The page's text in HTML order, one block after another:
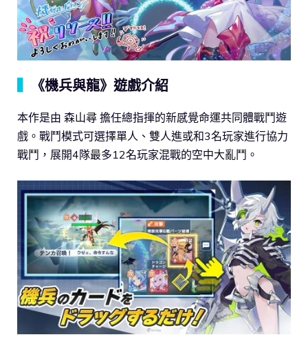
《機兵與龍》遊戲介紹
本作是由 森山尋 擔任總指揮的新感覺命運共同體戰鬥遊
戲。戰鬥模式可選擇單人、雙人進或和3名玩家進行協力
戰鬥，展開4隊最多12名玩家混戰的空中大亂鬥。